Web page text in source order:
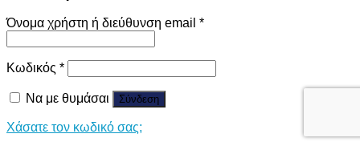
Όνομα χρήστη ή διεύθυνση email *
Κωδικός *
Να με θυμάσαι Σύνδεση
Χάσατε τον κωδικό σας;